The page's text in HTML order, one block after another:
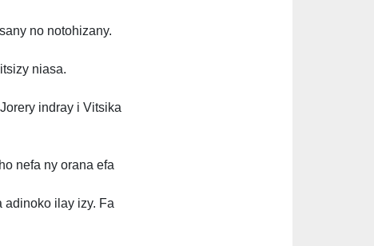
no notohizany.
niasa.
indray i Vitsika
nefa ny orana efa
adinoko ilay izy. Fa